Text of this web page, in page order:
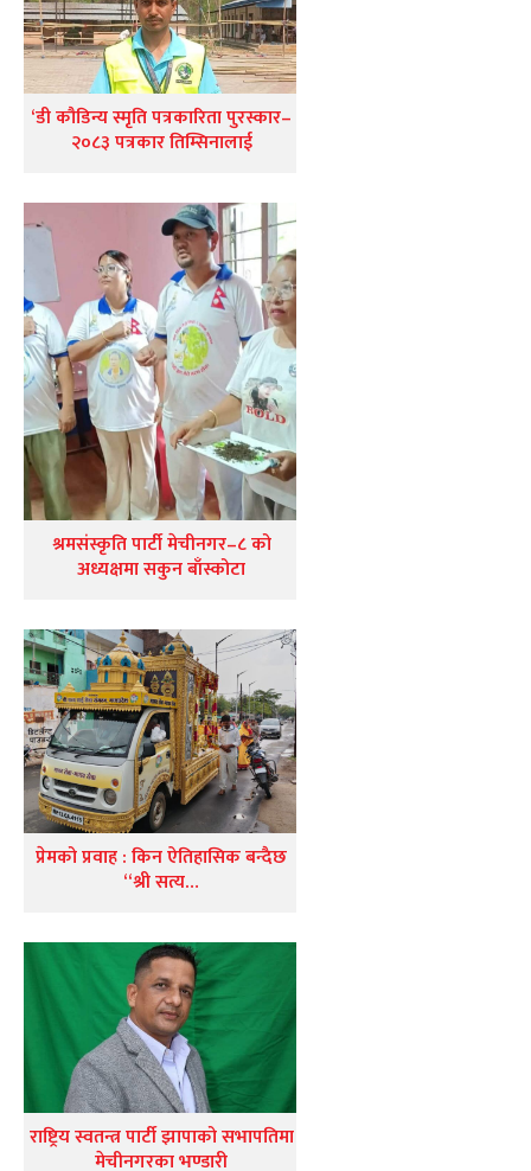
‘डी कौडिन्य स्मृति पत्रकारिता पुरस्कार–
२०८३ पत्रकार तिम्सिनालाई
श्रमसंस्कृति पार्टी मेचीनगर–८ को
अध्यक्षमा सकुन बाँस्कोटा
प्रेमको प्रवाह : किन ऐतिहासिक बन्दैछ
“श्री सत्य…
राष्ट्रिय स्वतन्त्र पार्टी झापाको सभापतिमा
मेचीनगरका भण्डारी